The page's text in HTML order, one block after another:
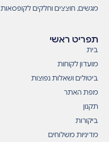
תפריט ראשי
בית
מועדון לקוחות
ביטולים ושאלות נפוצות
מפת האתר
תקנון
ביקורות
מדיניות משלוחים
מגשים, חוצצים וחלקים לקופסאות